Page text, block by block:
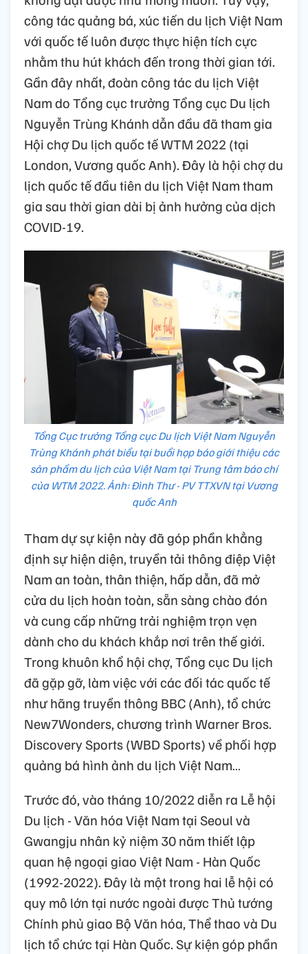
công tác quảng bá, xúc tiến du lịch Việt Nam
với quốc tế luôn được thực hiện tích cực
nhằm thu hút khách đến trong thời gian tới.
Gần đây nhất, đoàn công tác du lịch Việt
Nam do Tổng cục trưởng Tổng cục Du lịch
Nguyễn Trùng Khánh dẫn đầu đã tham gia
Hội chợ Du lịch quốc tế WTM 2022 (tại
London, Vương quốc Anh). Đây là hội chợ du
lịch quốc tế đầu tiên du lịch Việt Nam tham
gia sau thời gian dài bị ảnh hưởng của dịch
COVID-19.
Tổng Cục trưởng Tổng cục Du lịch Việt Nam Nguyễn
Trùng Khánh phát biểu tại buổi họp báo giới thiệu các
sản phẩm du lịch của Việt Nam tại Trung tâm báo chí
của WTM 2022. Ảnh: Đình Thư - PV TTXVN tại Vương
quốc Anh
Tham dự sự kiện này đã góp phần khẳng
định sự hiện diện, truyền tải thông điệp Việt
Nam an toàn, thân thiện, hấp dẫn, đã mở
cửa du lịch hoàn toàn, sẵn sàng chào đón
và cung cấp những trải nghiệm trọn vẹn
dành cho du khách khắp nơi trên thế giới.
Trong khuôn khổ hội chợ, Tổng cục Du lịch
đã gặp gỡ, làm việc với các đối tác quốc tế
như hãng truyền thông BBC (Anh), tổ chức
New7Wonders, chương trình Warner Bros.
Discovery Sports (WBD Sports) về phối hợp
quảng bá hình ảnh du lịch Việt Nam…
Trước đó, vào tháng 10/2022 diễn ra Lễ hội
Du lịch - Văn hóa Việt Nam tại Seoul và
Gwangju nhân kỷ niệm 30 năm thiết lập
quan hệ ngoại giao Việt Nam - Hàn Quốc
(1992-2022). Đây là một trong hai lễ hội có
quy mô lớn tại nước ngoài được Thủ tướng
Chính phủ giao Bộ Văn hóa, Thể thao và Du
lịch tổ chức tại Hàn Quốc. Sự kiện góp phần